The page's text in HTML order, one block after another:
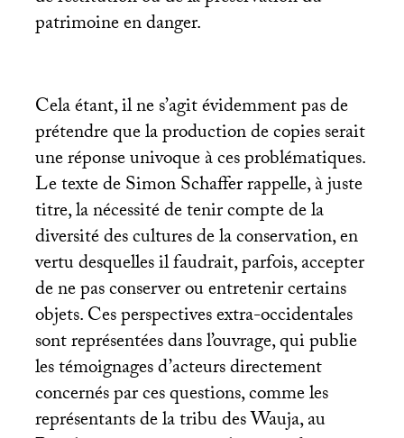
patrimoine en danger.
Cela étant, il ne s’agit évidemment pas de
prétendre que la production de copies serait
une réponse univoque à ces problématiques.
Le texte de Simon Schaffer rappelle, à juste
titre, la nécessité de tenir compte de la
diversité des cultures de la conservation, en
vertu desquelles il faudrait, parfois, accepter
de ne pas conserver ou entretenir certains
objets. Ces perspectives extra-occidentales
sont représentées dans l’ouvrage, qui publie
les témoignages d’acteurs directement
concernés par ces questions, comme les
représentants de la tribu des Wauja, au